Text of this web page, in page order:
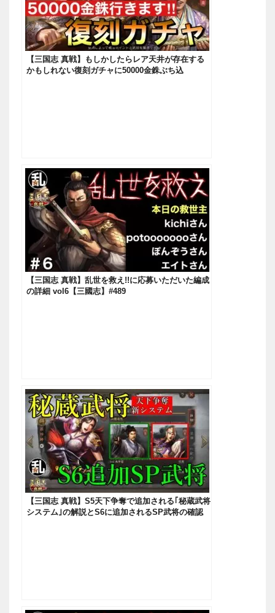
【三国志 真戦】もしかしたらレア天井が存在する
かもしれない復刻ガチャに50000金銖ぶち込
【三国志 真戦】乱世を救え!!に応募いただいた編成
の詳細 vol6【三國志】#489
【三国志 真戦】S5天下争奪で追加される｢秘蔵武将
システム｣の解説とS6に追加されるSP武将の確認